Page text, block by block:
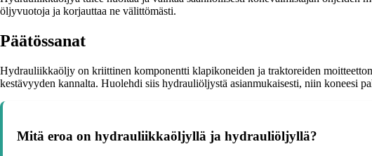
öljyvuotoja ja korjauttaa ne välittömästi.
Päätössanat
Hydrauliikkaöljy on kriittinen komponentti klapikoneiden ja traktoreiden
kestävyyden kannalta. Huolehdi siis hydrauliöljystä asianmukaisesti, niin koneesi
Mitä eroa on hydrauliikkaöljyllä ja hydrauliöljyllä?